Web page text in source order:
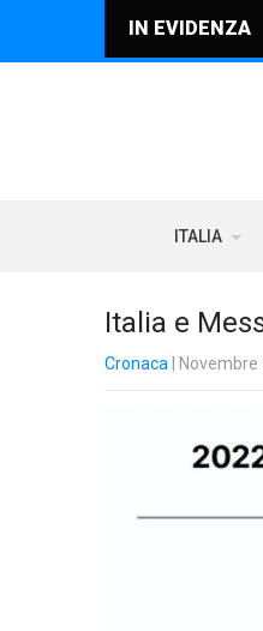
IN EVIDENZA
ITALIA
Italia e
Cronaca | Novembre